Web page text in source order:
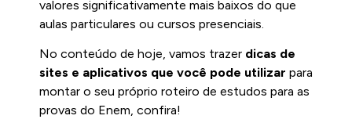
valores significativamente mais baixos do que
aulas particulares ou cursos presenciais.
No conteúdo de hoje, vamos trazer dicas de
sites e aplicativos que você pode utilizar para
montar o seu próprio roteiro de estudos para as
provas do Enem, confira!